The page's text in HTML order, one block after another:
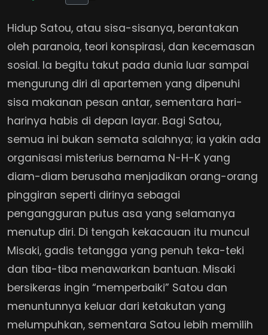
Hidup Satou, atau sisa-sisanya, berantakan
oleh paranoia, teori konspirasi, dan kecemasan
sosial. Ia begitu takut pada dunia luar sampai
mengurung diri di apartemen yang dipenuhi
sisa makanan pesan antar, sementara hari-
harinya habis di depan layar. Bagi Satou,
semua ini bukan semata salahnya; ia yakin ada
organisasi misterius bernama N-H-K yang
diam-diam berusaha menjadikan orang-orang
pinggiran seperti dirinya sebagai
pengangguran putus asa yang selamanya
menutup diri. Di tengah kekacauan itu muncul
Misaki, gadis tetangga yang penuh teka-teki
dan tiba-tiba menawarkan bantuan. Misaki
bersikeras ingin “memperbaiki” Satou dan
menuntunnya keluar dari ketakutan yang
melumpuhkan, sementara Satou lebih memilih